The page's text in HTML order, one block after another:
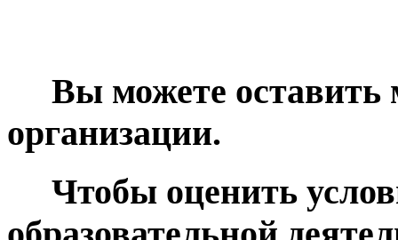
Вы можете оставить
организации.
Чтобы оценить